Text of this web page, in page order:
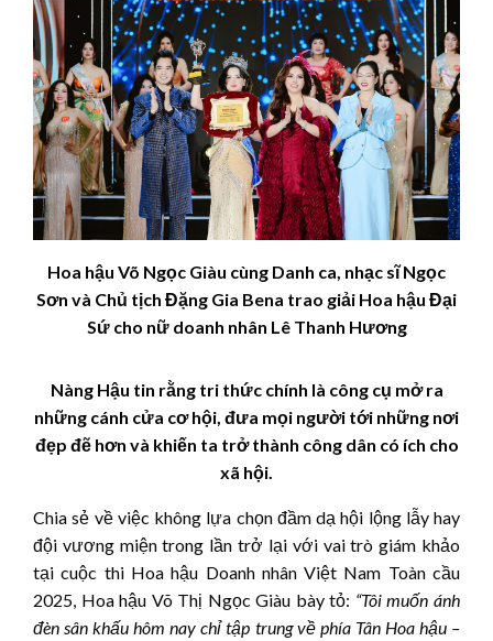
Hoa hậu Võ Ngọc Giàu cùng Danh ca, nhạc sĩ Ngọc
Sơn và Chủ tịch Đặng Gia Bena trao giải Hoa hậu Đại
Sứ cho nữ doanh nhân Lê Thanh Hương
Nàng Hậu tin rằng tri thức chính là công cụ mở ra
những cánh cửa cơ hội, đưa mọi người tới những nơi
đẹp đẽ hơn và khiến ta trở thành công dân có ích cho
xã hội.
Chia sẻ về việc không lựa chọn đầm dạ hội lộng lẫy hay
đội vương miện trong lần trở lại với vai trò giám khảo
tại cuộc thi Hoa hậu Doanh nhân Việt Nam Toàn cầu
2025, Hoa hậu Võ Thị Ngọc Giàu bày tỏ: “Tôi muốn ánh
đèn sân khấu hôm nay chỉ tập trung về phía Tân Hoa hậu –